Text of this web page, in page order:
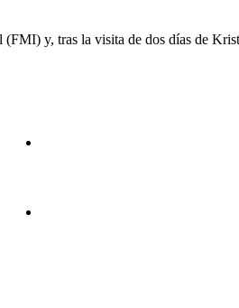
y, tras la visita de dos días de